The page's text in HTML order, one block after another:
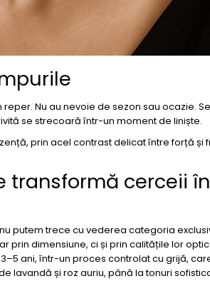
Nu au nevoie de sezon sau ocazie.
se strecoară într-un moment de liniște.
prin acel contrast delicat între forță și
transformă cerceii
putem trece cu vederea categoria
prin dimensiune, ci și prin calitățile lor
ani, într-un proces controlat cu grijă,
lavandă și roz auriu, până la tonuri